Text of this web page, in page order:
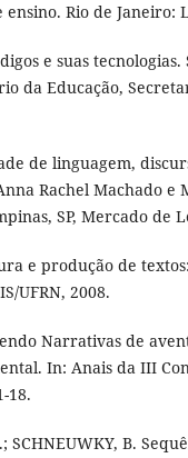
Rio de Janeiro:
e suas
da Educação,
de linguagem,
Rachel Machado e
SP, Mercado de
e produção de
UFRN, 2008.
Narrativas de
In: Anais da III
18.
SCHNEUWKY, B.